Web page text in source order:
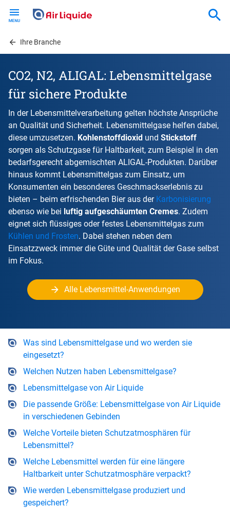
contentIhre Branche
CO2, N2, ALIGAL: Lebensmittelgase
für sichere Produkte
In der Lebensmittelverarbeitung gelten höchste Ansprüche
an Qualität und Sicherheit. Lebensmittelgase helfen dabei,
diese umzusetzen. Kohlenstoffdioxid und Stickstoff
sorgen als Schutzgase für Haltbarkeit, zum Beispiel in den
bedarfsgerecht abgemischten ALIGAL-Produkten. Darüber
hinaus kommt Lebensmittelgas zum Einsatz, um
Konsumenten ein besonderes Geschmackserlebnis zu
bieten – beim erfrischenden Bier aus der Karbonisierung
ebenso wie bei luftig aufgeschäumten Cremes. Zudem
eignet sich flüssiges oder festes Lebensmittelgas zum
Kühlen und Frosten. Dabei stehen neben dem
Einsatzzweck immer die Güte und Qualität der Gase selbst
im Fokus.
Alle Lebensmittel-Anwendungen
Was sind Lebensmittelgase und wo werden sie
eingesetzt?
Welchen Nutzen haben Lebensmittelgase?
Lebensmittelgase von Air Liquide
Die passende Größe: Lebensmittelgase von Air Liquide
in verschiedenen Gebinden
Welche Vorteile bieten Schutzatmosphären für
Lebensmittel?
Welche Lebensmittel werden für eine längere
Haltbarkeit unter Schutzatmosphäre verpackt?
Wie werden Lebensmittelgase produziert und
gespeichert?